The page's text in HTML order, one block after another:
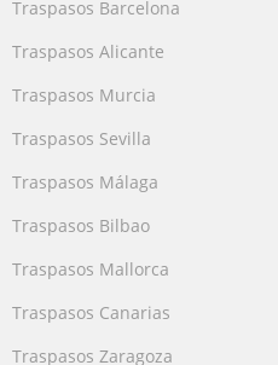
Traspasos Barcelona
Traspasos Alicante
Traspasos Murcia
Traspasos Sevilla
Traspasos Málaga
Traspasos Bilbao
Traspasos Mallorca
Traspasos Canarias
Traspasos Zaragoza